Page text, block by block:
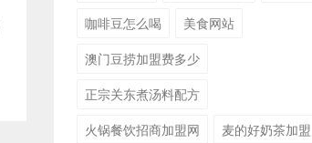
咖啡豆怎么喝
美食网站
澳门豆捞加盟费多少
正宗关东煮汤料配方
火锅餐饮招商加盟网
麦的好奶茶加盟